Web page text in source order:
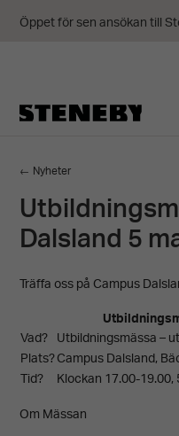
← Nyheter
Dalsland 5
Träffa oss på Campus
Vad? Utbildningsmässa –
Plats?Campus Dalsland,
Tid? Klockan 17.00-
Om Mässan
Öppet för sen ansökan till